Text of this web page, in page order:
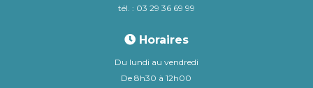
tél. : 03 29 36 69 99
Horaires
Du lundi au vendredi
De 8h30 à 12h00